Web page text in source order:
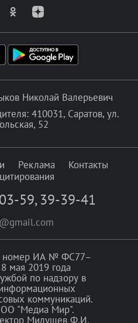
Николай Валерьевич
410031, Саратов, ул.
52
Реклама
Контакты
59, 39-39-41
номер ИА № ФС77–
мая 2019 года
по надзору в
коммуникаций.
"Медиа Мир".
Милушев Ф.И.